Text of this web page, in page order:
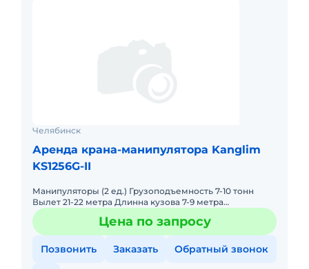
Челябинск
Аренда крана-манипулятора Kanglim
KS1256G-II
Манипуляторы (2 ед.) Грузоподъемность 7-10 тонн
Вылет 21-22 метра Длинна кузова 7-9 метра
Грузоподъемность борта 20-25 тонн
Цена по запросу
Позвонить Заказать Обратный звонок